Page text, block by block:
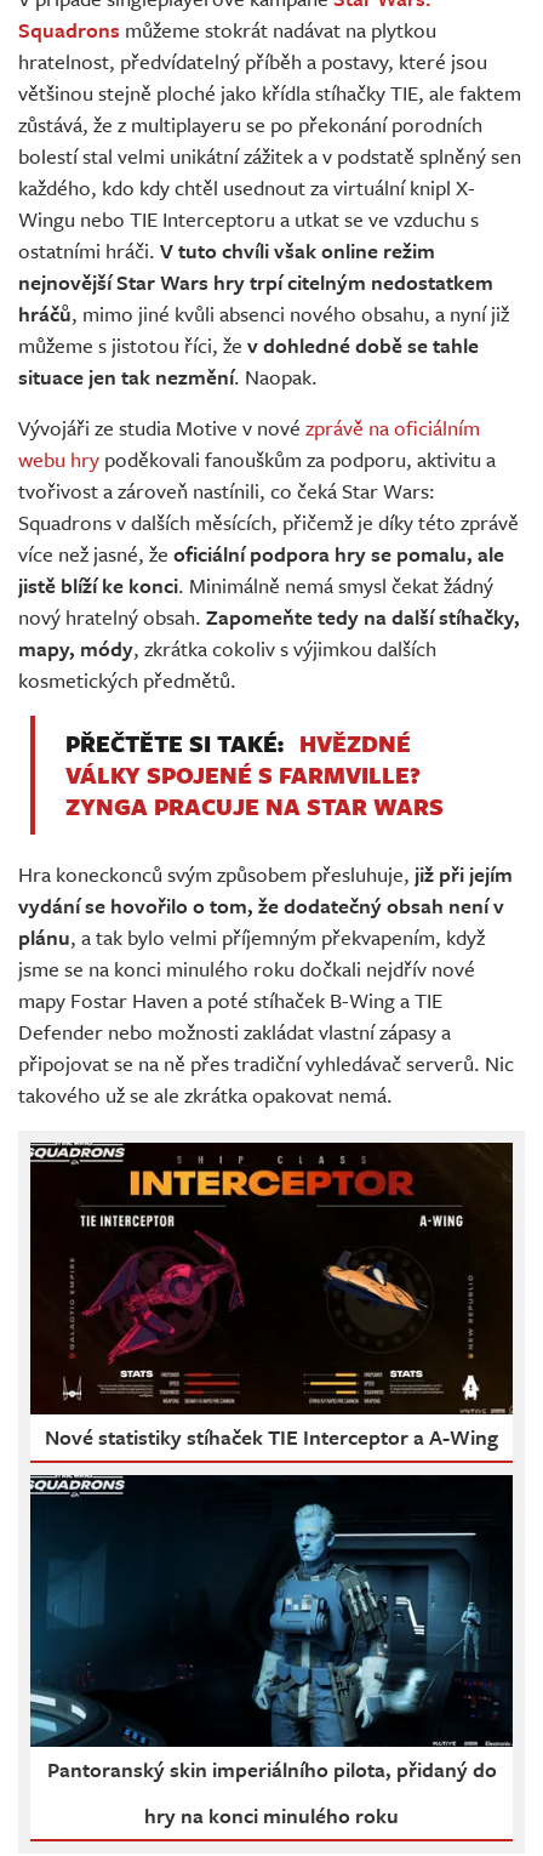
Živě
Squadrons můžeme stokrát nadávat na plytkou
hratelnost, předvídatelný příběh a postavy, které jsou
většinou stejně ploché jako křídla stíhačky TIE, ale faktem
zůstává, že z multiplayeru se po překonání porodních
bolestí stal velmi unikátní zážitek a v podstatě splněný sen
každého, kdo kdy chtěl usednout za virtuální knipl X-
Wingu nebo TIE Interceptoru a utkat se ve vzduchu s
ostatními hráči. V tuto chvíli však online režim
nejnovější Star Wars hry trpí citelným nedostatkem
hráčů, mimo jiné kvůli absenci nového obsahu, a nyní již
můžeme s jistotou říci, že v dohledné době se tahle
situace jen tak nezmění. Naopak.
Vývojáři ze studia Motive v nové zprávě na oficiálním
webu hry poděkovali fanouškům za podporu, aktivitu a
tvořivost a zároveň nastínili, co čeká Star Wars:
Squadrons v dalších měsících, přičemž je díky této zprávě
více než jasné, že oficiální podpora hry se pomalu, ale
jistě blíží ke konci. Minimálně nemá smysl čekat žádný
nový hratelný obsah. Zapomeňte tedy na další stíhačky,
mapy, módy, zkrátka cokoliv s výjimkou dalších
kosmetických předmětů.
PŘEČTĚTE SI TAKÉ: HVĚZDNÉ
VÁLKY SPOJENÉ S FARMVILLE?
ZYNGA PRACUJE NA STAR WARS
Hra koneckonců svým způsobem přesluhuje, již při jejím
vydání se hovořilo o tom, že dodatečný obsah není v
plánu, a tak bylo velmi příjemným překvapením, když
jsme se na konci minulého roku dočkali nejdřív nové
mapy Fostar Haven a poté stíhaček B-Wing a TIE
Defender nebo možnosti zakládat vlastní zápasy a
připojovat se na ně přes tradiční vyhledávač serverů. Nic
takového už se ale zkrátka opakovat nemá.
Nové statistiky stíhaček TIE Interceptor a A-Wing
Pantoranský skin imperiálního pilota, přidaný do
hry na konci minulého roku